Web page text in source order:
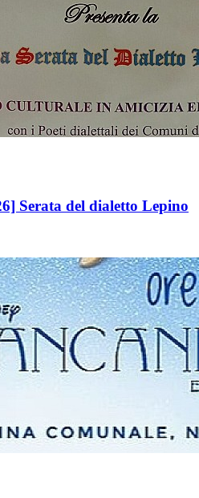
Serata del dialetto Lepino